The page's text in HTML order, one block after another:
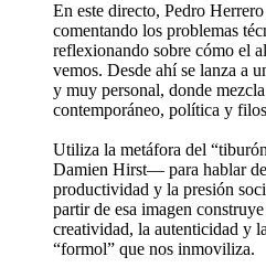
En este directo, Pedro
comentando los problemas
reflexionando sobre cómo el
vemos. Desde ahí se lanza a
y muy personal, donde
contemporáneo, política y
Utiliza la metáfora del
Damien Hirst— para hablar
productividad y la presión
partir de esa imagen
creatividad, la autenticidad y
“formol” que nos inmoviliza.